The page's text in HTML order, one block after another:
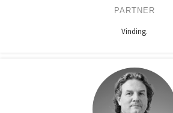
PARTNER
Vinding.